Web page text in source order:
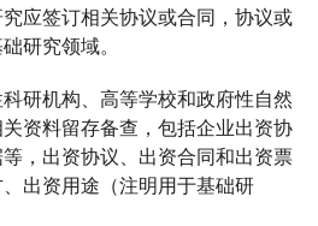
应签订相关协议或合同，协议或
研究领域。
研机构、高等学校和政府性自然
资料留存备查，包括企业出资协
，出资协议、出资合同和出资票
出资用途（注明用于基础研